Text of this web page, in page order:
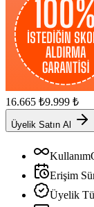
16.665 ₺9.999 ₺
Üyelik Satın Al
Kullanım
Erişim
Üyelik